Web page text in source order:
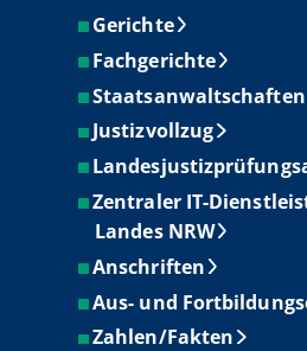
Gerichte
Fachgerichte
Staatsanwaltschaften
Justizvollzug
Zentraler IT-
Landes NRW
Anschriften
Aus- und
Zahlen/Fakten